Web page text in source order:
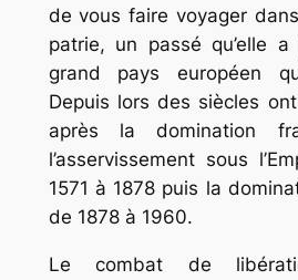
de vous faire voyager
patrie, un passé qu’elle
grand pays européen
Depuis lors des siècles
après la domination
l’asservissement sous
1571 à 1878 puis la
de 1878 à 1960.
Le combat de